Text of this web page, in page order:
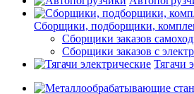
Сборщики, подборщики,
Сборщики заказов
Сборщики заказов с
Тягачи